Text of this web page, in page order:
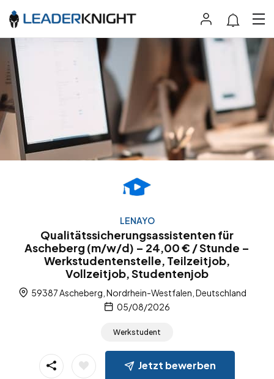
LENAYO
Qualitätssicherungsassistenten für
Ascheberg (m/w/d) – 24,00 € / Stunde –
Werkstudentenstelle, Teilzeitjob,
Vollzeitjob, Studentenjob
59387 Ascheberg, Nordrhein-Westfalen, Deutschland
05/08/2026
Werkstudent
Jetzt bewerben